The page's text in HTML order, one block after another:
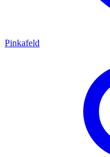
Pinkafeld